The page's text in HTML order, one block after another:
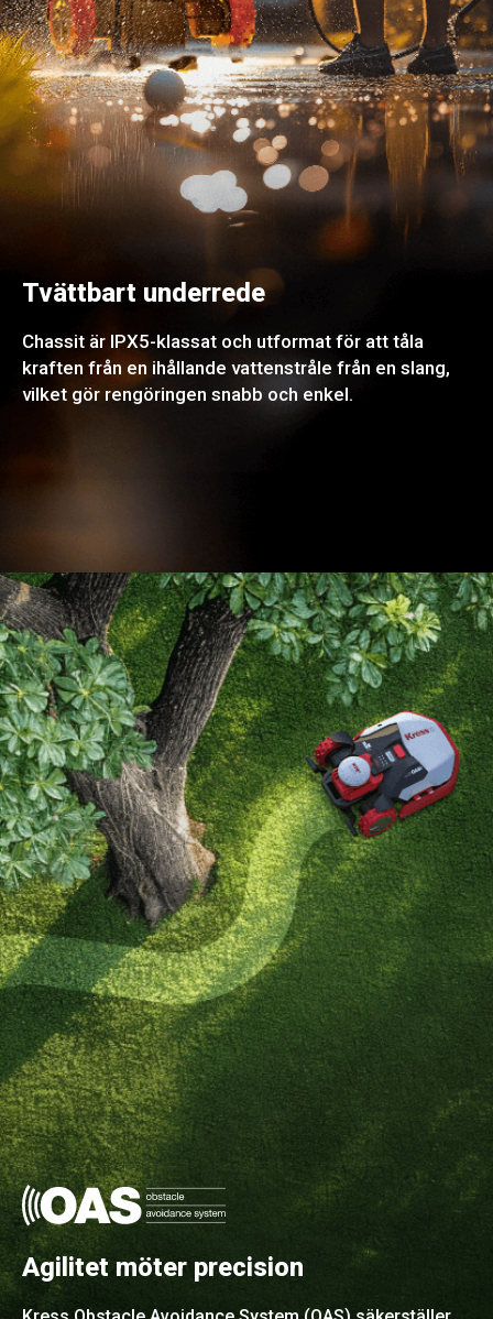
Tvättbart underrede
Chassit är IPX5-klassat och utformat för att tåla
kraften från en ihållande vattenstråle från en slang,
vilket gör rengöringen snabb och enkel.
Agilitet möter precision